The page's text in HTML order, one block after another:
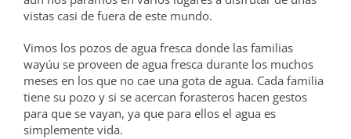
vistas casi de fuera de este mundo.
Vimos los pozos de agua fresca donde las familias
wayúu se proveen de agua fresca durante los muchos
meses en los que no cae una gota de agua. Cada familia
tiene su pozo y si se acercan forasteros hacen gestos
para que se vayan, ya que para ellos el agua es
simplemente vida.